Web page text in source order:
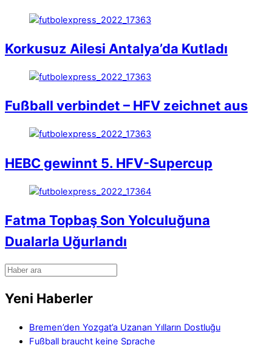
Korkusuz Ailesi Antalya’da Kutladı
Fußball verbindet – HFV zeichnet aus
HEBC gewinnt 5. HFV-Supercup
Fatma Topbaş Son Yolculuğuna
Dualarla Uğurlandı
Yeni Haberler
Bremen’den Yozgat’a Uzanan Yılların Dostluğu
Fußball braucht keine Sprache